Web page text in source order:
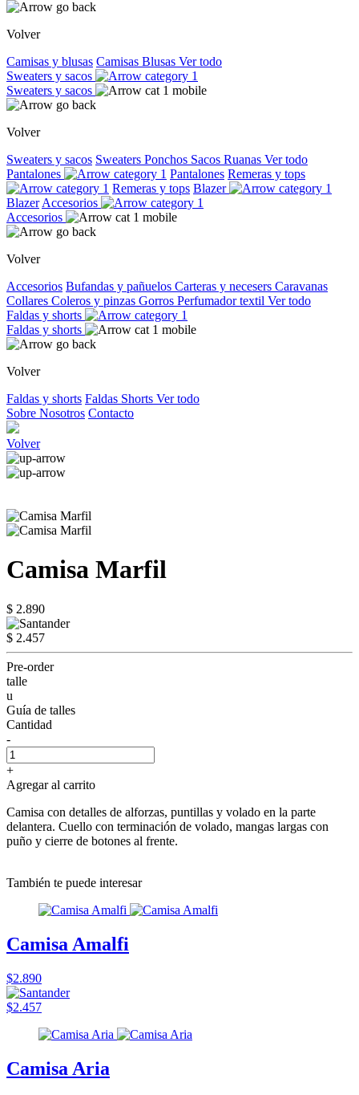
Volver
Camisas y blusas Camisas Blusas Ver todo
Sweaters y sacos
Sweaters y sacos
Volver
Sweaters y sacos Sweaters Ponchos Sacos Ruanas Ver todo
Pantalones
Pantalones Remeras y tops
Remeras y tops Blazer
Blazer Accesorios
Accesorios
Volver
Accesorios Bufandas y pañuelos Carteras y necesers Caravanas
Collares Coleros y pinzas Gorros Perfumador textil Ver todo
Faldas y shorts
Faldas y shorts
Volver
Faldas y shorts Faldas Shorts Ver todo
Sobre Nosotros Contacto
Volver
Camisa Marfil
$ 2.890
$ 2.457
Pre-order
talle
u
Guía de talles
Cantidad
-
+
Agregar al carrito
Camisa con detalles de alforzas, puntillas y volado en la parte
delantera. Cuello con terminación de volado, mangas largas con
puño y cierre de botones al frente.
También te puede interesar
Camisa Amalfi
$2.890
$2.457
Camisa Aria